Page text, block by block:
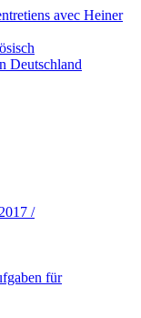
avec Heiner
Deutschland
/
für